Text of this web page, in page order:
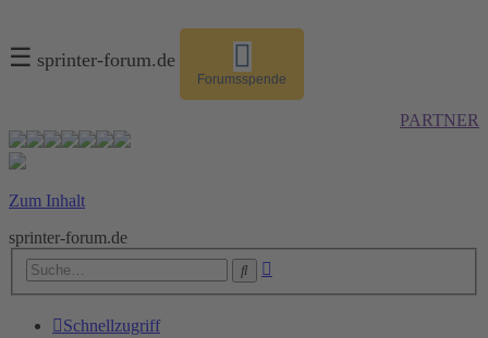
☰ sprinter-forum.de
Forumsspende
PARTNER
Zum Inhalt
sprinter-forum.de
Suche
Schnellzugriff